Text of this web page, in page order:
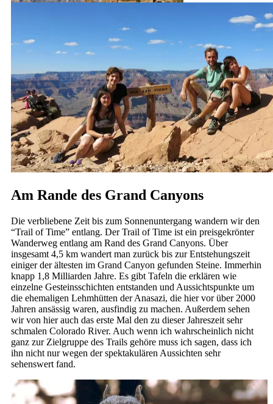
Unendliche Weite
Am Rande des Grand Canyons
Die verbliebene Zeit bis zum Sonnenuntergang wandern wir den
“Trail of Time” entlang. Der Trail of Time ist ein preisgekrönter
Wanderweg entlang am Rand des Grand Canyons. Über
insgesamt 4,5 km wandert man zurück bis zur Entstehungszeit
einiger der ältesten im Grand Canyon gefunden Steine. Immerhin
knapp 1,8 Milliarden Jahre. Es gibt Tafeln die erklären wie
einzelne Gesteinsschichten entstanden und Aussichtspunkte um
die ehemaligen Lehmhütten der Anasazi, die hier vor über 2000
Jahren ansässig waren, ausfindig zu machen. Außerdem sehen
wir von hier auch das erste Mal den zu dieser Jahreszeit sehr
schmalen Colorado River. Auch wenn ich wahrscheinlich nicht
ganz zur Zielgruppe des Trails gehöre muss ich sagen, dass ich
ihn nicht nur wegen der spektakulären Aussichten sehr
sehenswert fand.